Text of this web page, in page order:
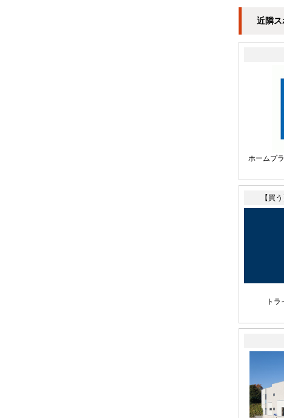
近隣ス
ホームプ
【買
ト